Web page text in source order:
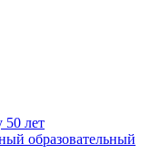
50 лет
образовательный